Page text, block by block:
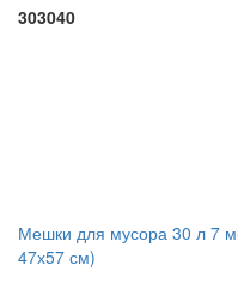
303040
Мешки для мусора 30 л 7
47х57 см)